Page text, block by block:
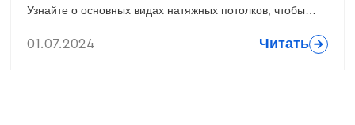
Узнайте о основных видах натяжных потолков, чтобы
01.07.2024 Читать